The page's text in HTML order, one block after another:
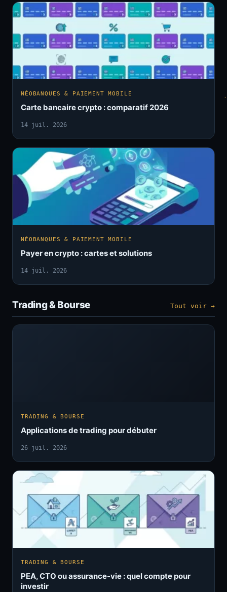
NÉOBANQUES & PAIEMENT MOBILE
Carte bancaire crypto : comparatif 2026
14 juil. 2026
NÉOBANQUES & PAIEMENT MOBILE
Payer en crypto : cartes et solutions
14 juil. 2026
Trading & Bourse Tout voir →
TRADING & BOURSE
Applications de trading pour débuter
26 juil. 2026
TRADING & BOURSE
PEA, CTO ou assurance-vie : quel compte pour
investir